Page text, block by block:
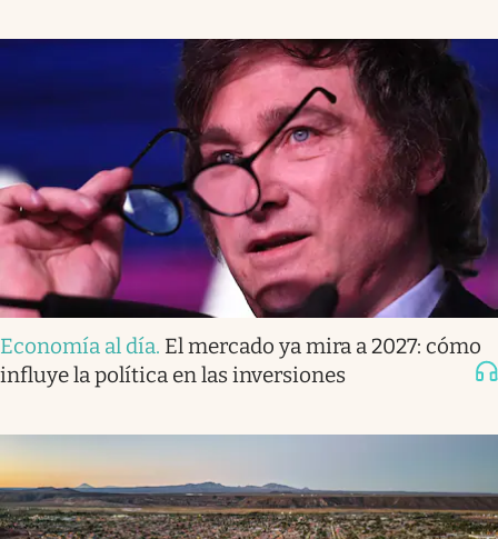
Economía al día. El mercado ya mira a 2027: cómo
influye la política en las inversiones